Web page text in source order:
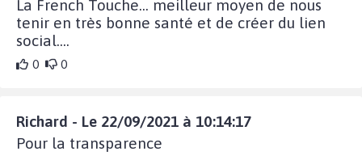
La French Touche... meilleur moyen de nous
tenir en très bonne santé et de créer du lien
social....
0 0
Richard - Le 22/09/2021 à 10:14:17
Pour la transparence